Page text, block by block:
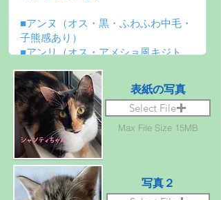
表紙の写真
Select File
Max File Size 15MB
写真２